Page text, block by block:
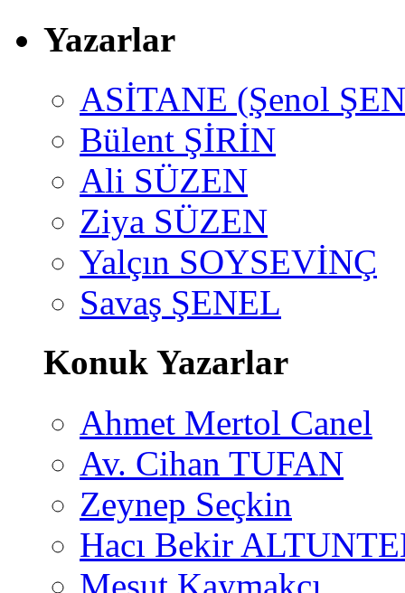
Yazarlar
ASİTANE (Şenol
Bülent ŞİRİN
Ali SÜZEN
Ziya SÜZEN
Yalçın SOYSEVİNÇ
Savaş ŞENEL
Konuk Yazarlar
Ahmet Mertol Canel
Av. Cihan TUFAN
Zeynep Seçkin
Hacı Bekir
Mesut Kaymakçı